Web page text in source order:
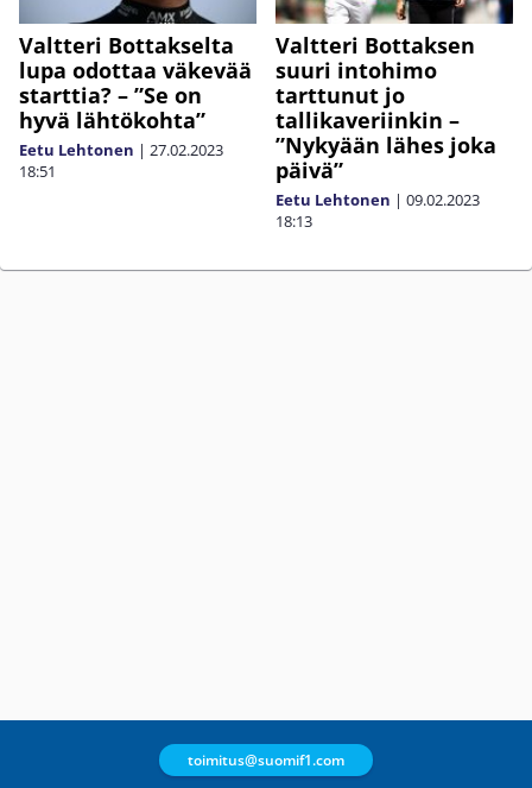
Valtteri Bottakselta
lupa odottaa väkevää
starttia? – ”Se on
hyvä lähtökohta”
Eetu Lehtonen | 27.02.2023
18:51
Valtteri Bottaksen
suuri intohimo
tarttunut jo
tallikaveriinkin –
”Nykyään lähes joka
päivä”
Eetu Lehtonen | 09.02.2023
18:13
toimitus@suomif1.com